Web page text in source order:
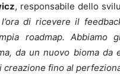
, responsabile dello
l’ora di ricevere il
roadmap.
da un nuovo bioma da
creazione fino al